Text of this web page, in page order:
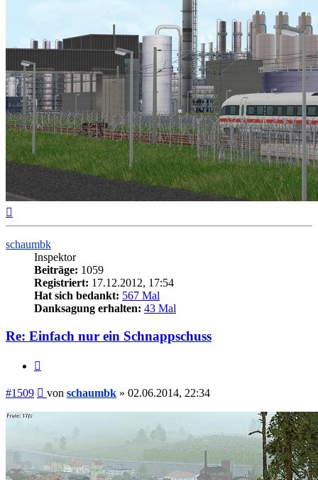
schaumbk
Inspektor
Beiträge: 1059
Registriert: 17.12.2012, 17:54
Hat sich bedankt: 567 Mal
Danksagung erhalten: 43 Mal
Re: Einfach nur ein Schnappschuss
#1509 Beitrag
von schaumbk » 02.06.2014, 22:34